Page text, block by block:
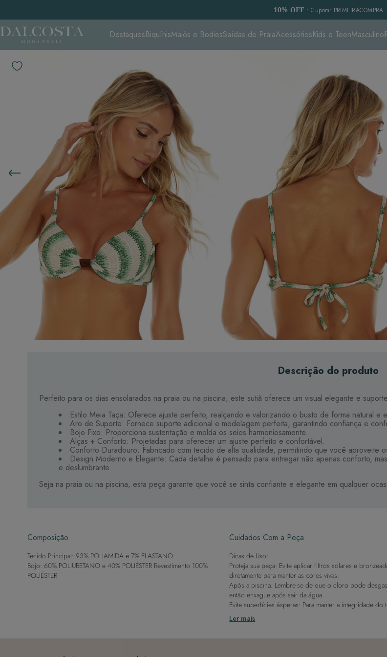
10% OFF • Cupom: PRIMEIRACOMPRA
DestaquesBiquínisMaiôs e BodiesSaídas de PraiaAcessóriosKids e TeenMasculino
Descrição do produto
Perfeito para os dias ensolarados na praia ou na piscina, este sutiã oferece um visual elegante e
Estilo Meia Taça: Oferece ajuste perfeito, realçando e valorizando o busto de forma natural e
Aro de Suporte: Fornece suporte adicional e modelagem perfeita, garantindo confiança e
Bojo Fixo: Proporciona sustentação e molda os seios harmoniosamente.
Alças + Conforto: Projetadas para oferecer um ajuste perfeito e confortável.
Conforto Duradouro: Fabricado com tecido de alta qualidade, permitindo que você aproveite
Design Moderno e Elegante: Cada detalhe é pensado para entregar não apenas conforto,
e deslumbrante.
Seja na praia ou na piscina, esta peça garante que você se sinta confiante e elegante em qualquer
Composição
Tecido Principal: 93% POLIAMIDA e 7% ELASTANO
Bojo: 60% POLIURETANO e 40% POLIÉSTER Revestimento 100%
POLIÉSTER
Cuidados Com a Peça
Dicas de Uso:
Proteja sua peça: Evite aplicar filtros solares e
diretamente para manter as cores vivas.
Após a piscina: Lembre-se de que o cloro pode
então enxague após sair da água.
Evite superfícies ásperas: Para manter a integridade do
contato com superfícies rugosas.
Ler mais